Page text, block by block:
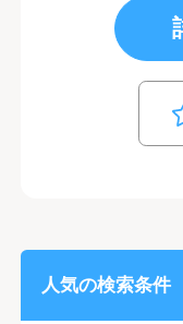
人気の検索条件